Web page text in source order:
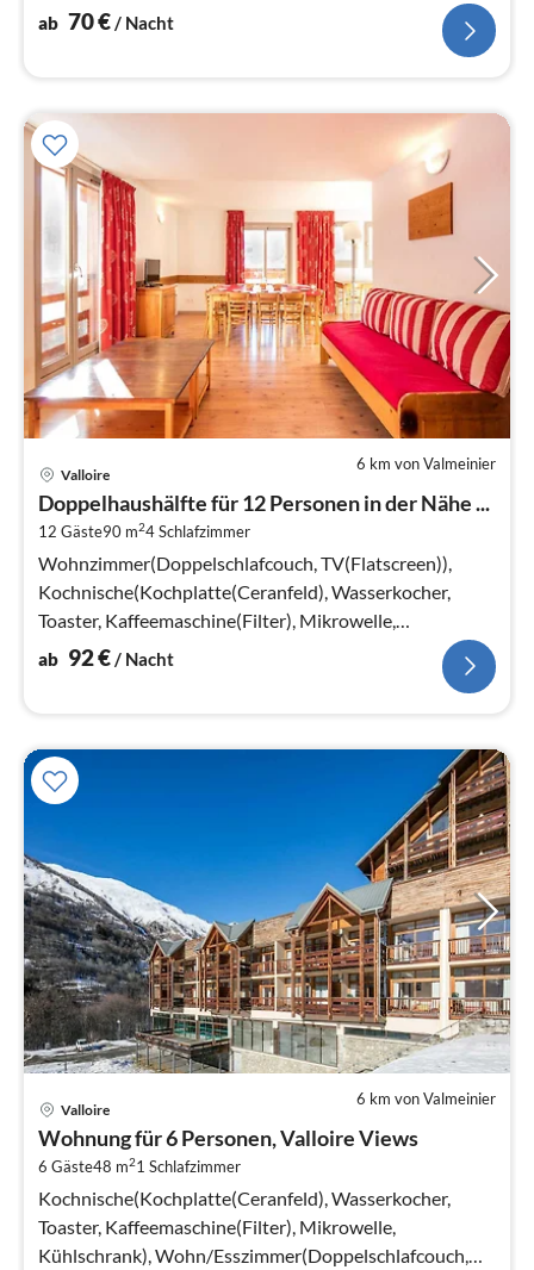
Kühlschrank), Schlafzimmer(Doppelbett)
ab 70€/ Nacht
6 km von Valmeinier
Valloire
Doppelhaushälfte für 12 Personen in der Nähe ...
12 Gäste90 m24Schlafzimmer
Wohnzimmer(Doppelschlafcouch, TV(Flatscreen)),
Kochnische(Kochplatte(Ceranfeld), Wasserkocher,
Toaster, Kaffeemaschine(Filter), Mikrowelle,
Kühlschrank), Schlafzimmer(Doppelbett)
ab 92€ / Nacht
6 km von Valmeinier
Valloire
Wohnung für 6 Personen, Valloire Views
6 Gäste48 m21 Schlafzimmer
Kochnische(Kochplatte(Ceranfeld), Wasserkocher,
Toaster, Kaffeemaschine(Filter), Mikrowelle,
Kühlschrank), Wohn/Esszimmer(Doppelschlafcouch,